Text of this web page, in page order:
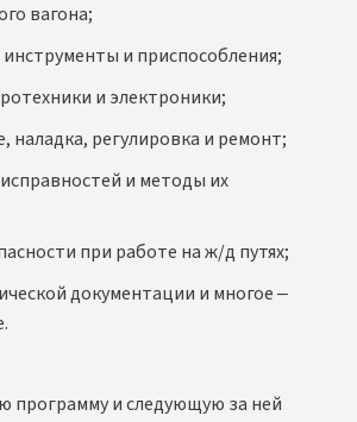
вагона;
и приспособления;
и электроники;
наладка, регулировка и ремонт;
и методы их
при работе на ж/д путях;
документации и многое –
программу и следующую за ней